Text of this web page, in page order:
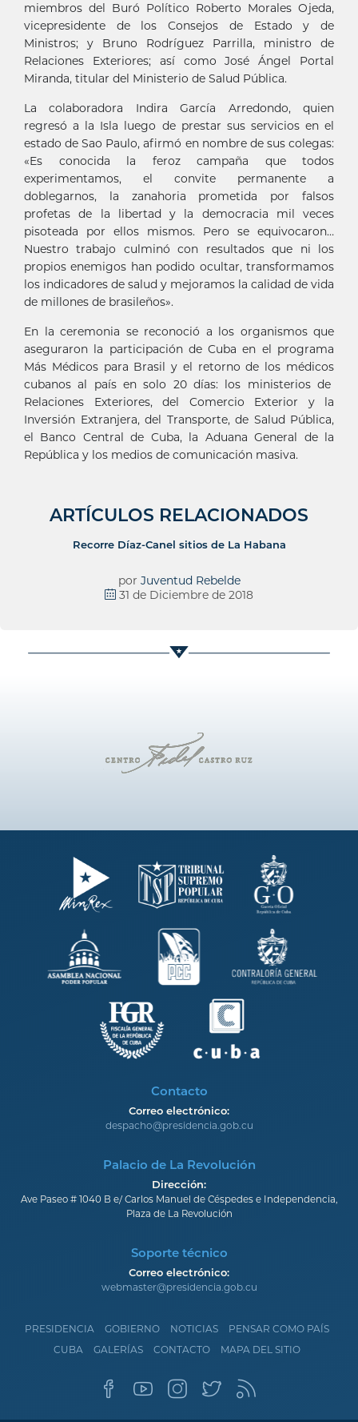
miembros del Buró Político Roberto Morales Ojeda,
vicepresidente de los Consejos de Estado y de
Ministros; y Bruno Rodríguez Parrilla, ministro de
Relaciones Exteriores; así como José Ángel Portal
Miranda, titular del Ministerio de Salud Pública.
La colaboradora Indira García Arredondo, quien
regresó a la Isla luego de prestar sus servicios en el
estado de Sao Paulo, afirmó en nombre de sus colegas:
«Es conocida la feroz campaña que todos
experimentamos, el convite permanente a
doblegarnos, la zanahoria prometida por falsos
profetas de la libertad y la democracia mil veces
pisoteada por ellos mismos. Pero se equivocaron…
Nuestro trabajo culminó con resultados que ni los
propios enemigos han podido ocultar, transformamos
los indicadores de salud y mejoramos la calidad de vida
de millones de brasileños».
En la ceremonia se reconoció a los organismos que
aseguraron la participación de Cuba en el programa
Más Médicos para Brasil y el retorno de los médicos
cubanos al país en solo 20 días: los ministerios de
Relaciones Exteriores, del Comercio Exterior y la
Inversión Extranjera, del Transporte, de Salud Pública,
el Banco Central de Cuba, la Aduana General de la
República y los medios de comunicación masiva.
ARTÍCULOS RELACIONADOS
Recorre Díaz-Canel sitios de La Habana
por Juventud Rebelde
31 de Diciembre de 2018
Contacto
Correo electrónico:
despacho@presidencia.gob.cu
Palacio de La Revolución
Dirección:
Ave Paseo # 1040 B e/ Carlos Manuel de Céspedes e Independencia,
Plaza de La Revolución
Soporte técnico
Correo electrónico:
webmaster@presidencia.gob.cu
PRESIDENCIA GOBIERNO NOTICIAS
PENSAR COMO PAÍS
CUBA
GALERÍAS CONTACTO MAPA DEL SITIO